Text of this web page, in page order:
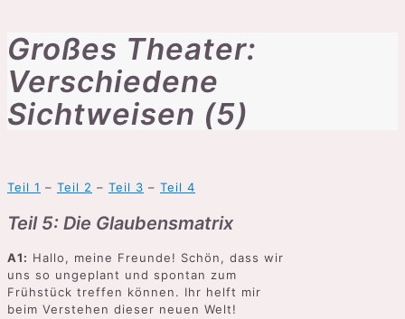
Großes Theater:
Verschiedene
Sichtweisen (5)
Teil 1 – Teil 2 – Teil 3 – Teil 4
Teil 5: Die Glaubensmatrix
A1: Hallo, meine Freunde! Schön, dass wir
uns so ungeplant und spontan zum
Frühstück treffen können. Ihr helft mir
beim Verstehen dieser neuen Welt!